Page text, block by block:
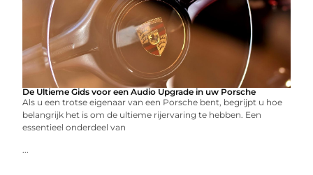
De Ultieme Gids voor een Audio Upgrade in uw Porsche
Als u een trotse eigenaar van een Porsche bent, begrijpt u hoe
belangrijk het is om de ultieme rijervaring te hebben. Een
essentieel onderdeel van
...